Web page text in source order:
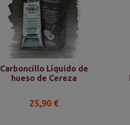
Carboncillo Líquido de
hueso de Cereza
25,90 €